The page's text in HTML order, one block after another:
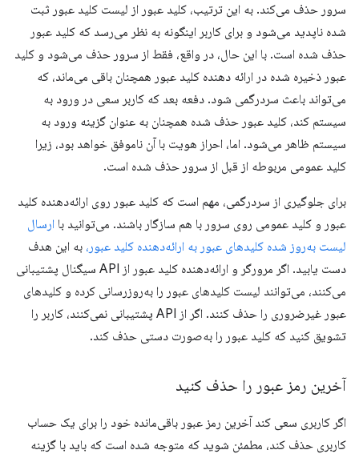
سرور حذف می‌کند. به این ترتیب، کلید عبور از لیست کلید عبور ثبت
شده ناپدید می‌شود و برای کاربر اینگونه به نظر می‌رسد که کلید عبور
حذف شده است. با این حال، در واقع، فقط از سرور حذف می‌شود و کلید
عبور ذخیره شده در ارائه دهنده کلید عبور همچنان باقی می‌ماند، که
می‌تواند باعث سردرگمی شود. دفعه بعد که کاربر سعی در ورود به
سیستم کند، کلید عبور حذف شده همچنان به عنوان گزینه ورود به
سیستم ظاهر می‌شود. اما، احراز هویت با آن ناموفق خواهد بود، زیرا
کلید عمومی مربوطه از قبل از سرور حذف شده است.
برای جلوگیری از سردرگمی، مهم است که کلید عبور روی ارائه‌دهنده کلید
عبور و کلید عمومی روی سرور با هم سازگار باشند. می‌توانید با ارسال
لیست به‌روز شده کلیدهای عبور به ارائه‌دهنده کلید عبور، به این هدف
دست یابید. اگر مرورگر و ارائه‌دهنده کلید عبور از API سیگنال پشتیبانی
می‌کنند، می‌توانند لیست کلیدهای عبور را به‌روزرسانی کرده و کلیدهای
عبور غیرضروری را حذف کنند. اگر از API پشتیبانی نمی‌کنند، کاربر را
تشویق کنید که کلید عبور را به‌صورت دستی حذف کند.
آخرین رمز عبور را حذف کنید
اگر کاربری سعی کند آخرین رمز عبور باقی‌مانده خود را برای یک حساب
کاربری حذف کند، مطمئن شوید که متوجه شده است که باید با گزینه